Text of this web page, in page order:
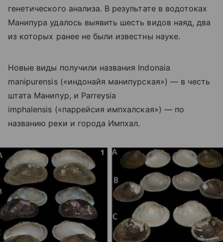
генетического анализа. В результате в водотоках
Манипура удалось выявить шесть видов наяд, два
из которых ранее не были известны науке.
Новые виды получили названия Indonaia
manipurensis («индонайя манипурская») — в честь
штата Манипур, и Parreysia
imphalensis («паррейсия импхалская») — по
названию реки и города Импхал.